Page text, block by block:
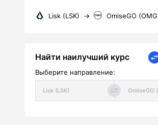
Lisk (LSK) → OmiseGO
Найти наилучший курс
Выберите направление: